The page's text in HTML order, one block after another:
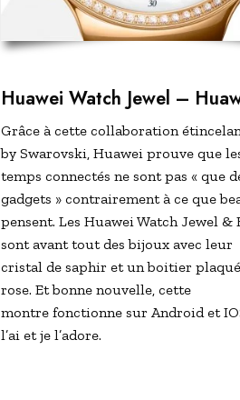
Huawei Watch Jewel –
Grâce à cette collaboration
by Swarovski, Huawei prouve que
temps connectés ne sont pas « que
gadgets » contrairement à ce que
pensent. Les Huawei Watch Jewel &
sont avant tout des bijoux avec leur
cristal de saphir et un boitier
rose. Et bonne nouvelle, cette
montre fonctionne sur Android et
l’ai et je l’adore.